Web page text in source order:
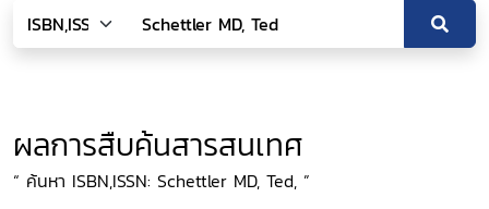
ผลการสืบค้นสารสนเทศ
“ ค้นหา ISBN,ISSN: Schettler MD, Ted, ”